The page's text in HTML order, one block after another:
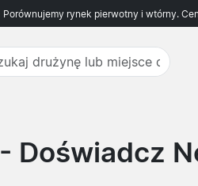
Porównujemy rynek pierwotny i wtórny.
- Doświadcz